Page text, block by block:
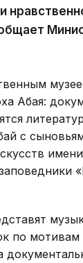
Абая:
с
по мотивам